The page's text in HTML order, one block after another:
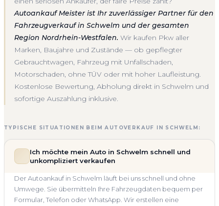
Autoankauf Meister ist Ihr zuverlässiger Partner für den
Fahrzeugverkauf in Schwelm und der gesamten
Region Nordrhein-Westfalen. Wir kaufen Pkw aller
Marken, Baujahre und Zustände — ob gepflegter
Gebrauchtwagen, Fahrzeug mit Unfallschaden,
Motorschaden, ohne TÜV oder mit hoher Laufleistung.
Kostenlose Bewertung, Abholung direkt in Schwelm und
sofortige Auszahlung inklusive.
TYPISCHE SITUATIONEN BEIM AUTOVERKAUF IN SCHWELM:
Ich möchte mein Auto in Schwelm schnell und
unkompliziert verkaufen
Der Autoankauf in Schwelm läuft bei uns schnell und ohne
Umwege. Sie übermitteln Ihre Fahrzeugdaten bequem per
Formular, Telefon oder WhatsApp. Wir erstellen eine